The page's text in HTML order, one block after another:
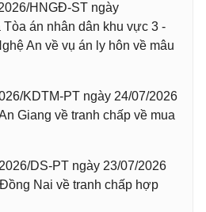
HNGĐ-ST ngày
Tòa án nhân dân khu vực 3 -
An về vụ án ly hôn về mâu
KDTM-PT ngày 24/07/2026
Giang về tranh chấp về mua
DS-PT ngày 23/07/2026
Nai về tranh chấp hợp